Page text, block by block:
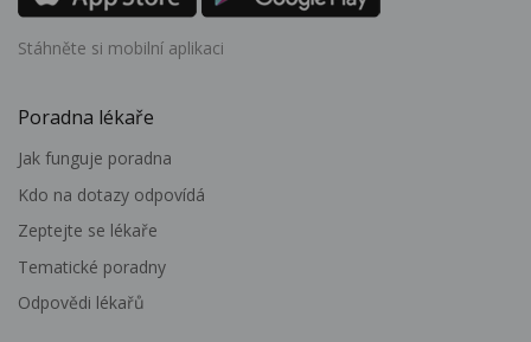
Stáhněte si mobilní aplikaci
Poradna lékaře
Jak funguje poradna
Kdo na dotazy odpovídá
Zeptejte se lékaře
Tematické poradny
Odpovědi lékařů